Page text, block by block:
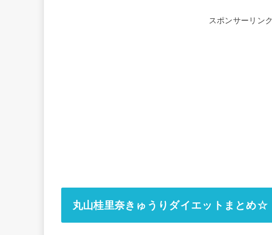
スポンサーリンク
丸山桂里奈きゅうりダイエットまとめ☆